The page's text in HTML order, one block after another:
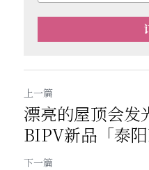
上一篇
漂亮的屋顶会发
BIPV新品「泰阳
下一篇